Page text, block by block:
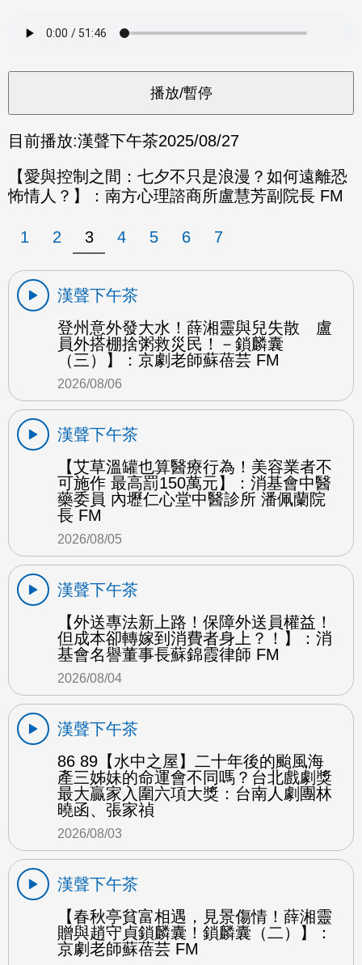
目前播放:漢聲下午茶2025/08/27
【愛與控制之間：七夕不只是浪漫？如何遠離恐
怖情人？】：南方心理諮商所盧慧芳副院長 FM
1 2 3 4 5 6 7
漢聲下午茶
登州意外發大水！薛湘靈與兒失散 盧
員外搭棚捨粥救災民！－鎖麟囊
（三）】：京劇老師蘇蓓芸 FM
2026/08/06
漢聲下午茶
【艾草溫罐也算醫療行為！美容業者不
可施作 最高罰150萬元】：消基會中醫
藥委員 內壢仁心堂中醫診所 潘佩蘭院
長 FM
2026/08/05
漢聲下午茶
【外送專法新上路！保障外送員權益！
但成本卻轉嫁到消費者身上？！】：消
基會名譽董事長蘇錦霞律師 FM
2026/08/04
漢聲下午茶
86 89【水中之屋】二十年後的颱風海
產三姊妹的命運會不同嗎？台北戲劇獎
最大贏家入圍六項大獎：台南人劇團林
曉函、張家禎
2026/08/03
漢聲下午茶
【春秋亭貧富相遇，見景傷情！薛湘靈
贈與趙守貞鎖麟囊！鎖麟囊（二）】：
京劇老師蘇蓓芸 FM